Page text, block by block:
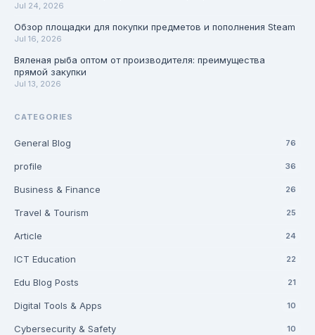
Jul 24, 2026
Обзор площадки для покупки предметов и пополнения Steam
Jul 16, 2026
Вяленая рыба оптом от производителя: преимущества
прямой закупки
Jul 13, 2026
CATEGORIES
General Blog 76
profile 36
Business & Finance 26
Travel & Tourism 25
Article 24
ICT Education 22
Edu Blog Posts 21
Digital Tools & Apps 10
Cybersecurity & Safety 10